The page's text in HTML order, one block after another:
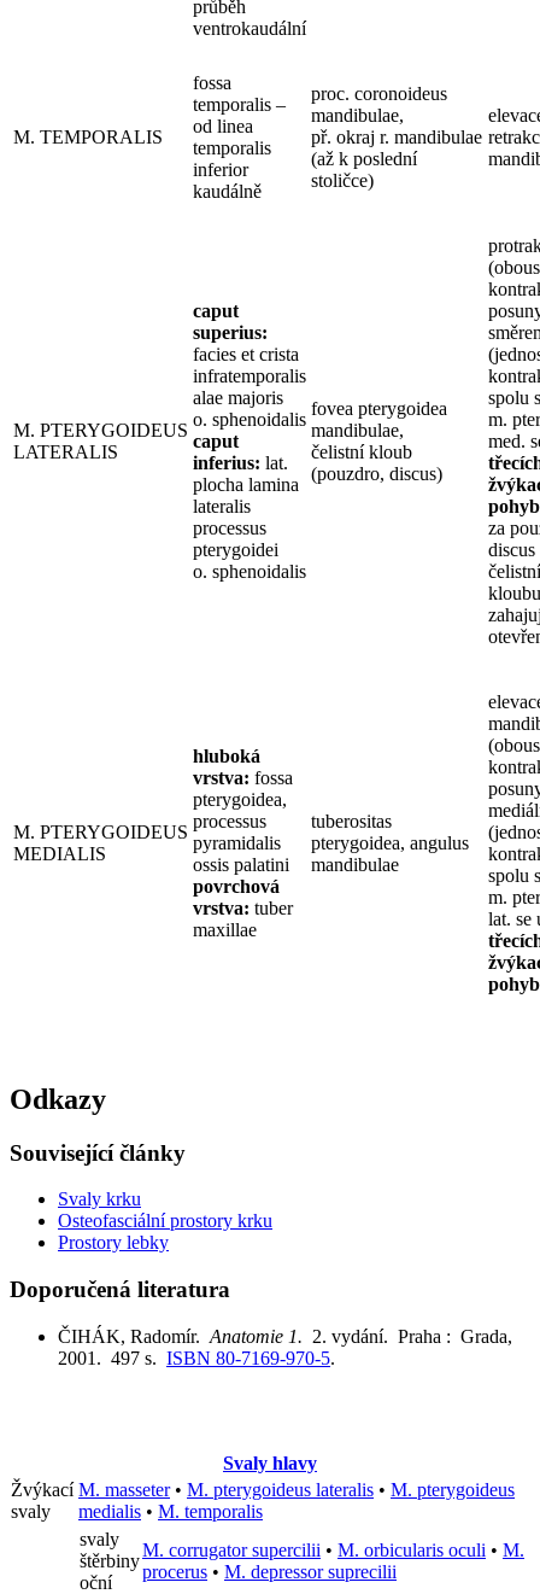
průběh
ventrokaudální
M. TEMPORALIS
fossa
temporalis –
od linea
temporalis
inferior
kaudálně
proc. coronoideus
mandibulae,
př. okraj r. mandibulae
(až k poslední
stoličce)
M. PTERYGOIDEUS
LATERALIS
caput
superius:
facies et crista
infratemporalis
alae majoris
o. sphenoidalis
caput
inferius: lat.
plocha lamina
lateralis
processus
pterygoidei
o. sphenoidalis
fovea pterygoidea
mandibulae,
čelistní kloub
(pouzdro, discus)
spolu s
m.
med.
za
discus
M. PTERYGOIDEUS
MEDIALIS
hluboká
vrstva: fossa
pterygoidea,
processus
pyramidalis
ossis palatini
povrchová
vrstva: tuber
maxillae
tuberositas
pterygoidea, angulus
mandibulae
spolu s
m.
lat. se
Odkazy
Související články
Svaly krku
Osteofasciální prostory krku
Prostory lebky
Doporučená literatura
ČIHÁK, Radomír. Anatomie 1. 2. vydání. Praha : Grada,
2001. 497 s. ISBN 80-7169-970-5.
Svaly hlavy
Žvýkací
svaly
M. masseter• M. pterygoideus lateralis • M. pterygoideus
medialis • M. temporalis
svaly
štěrbiny
oční
M. corrugator supercilii • M. orbicularis oculi • M.
procerus • M. depressor suprecilii